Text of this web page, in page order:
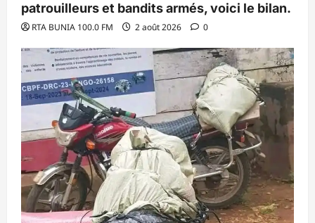
patrouilleurs et bandits armés, voici le bilan.
RTA BUNIA 100.0 FM 2 août 2026 0